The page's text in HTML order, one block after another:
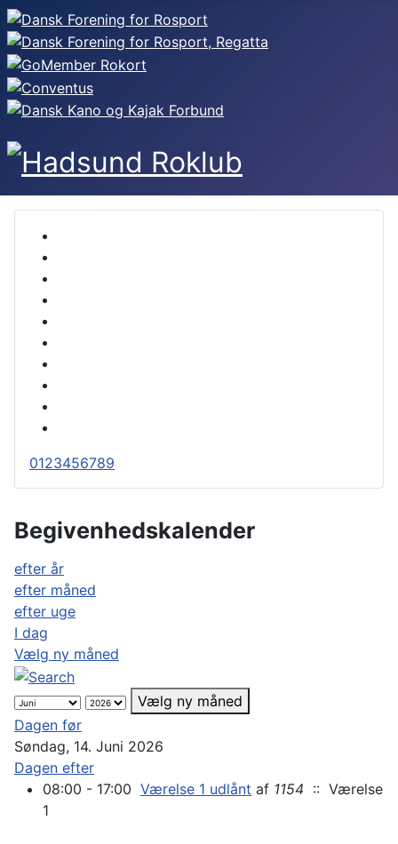
0123456789
Begivenhedskalender
efter år
efter måned
efter uge
I dag
Vælg ny måned
Vælg ny måned
Dagen før
Søndag, 14. Juni 2026
Dagen efter
08:00 - 17:00 Værelse 1 udlånt af 1154 :: Værelse
1